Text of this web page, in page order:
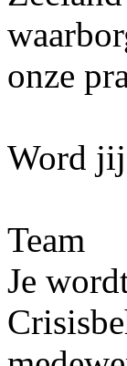
onze
Word
Team
Je